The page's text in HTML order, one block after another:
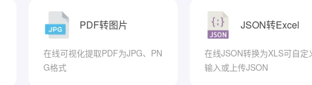
PDF转图片
在线可视化提取PDF为JPG、PN
G格式
JSON转Excel
在线JSON转换为XLS可自定
输入或上传JSON